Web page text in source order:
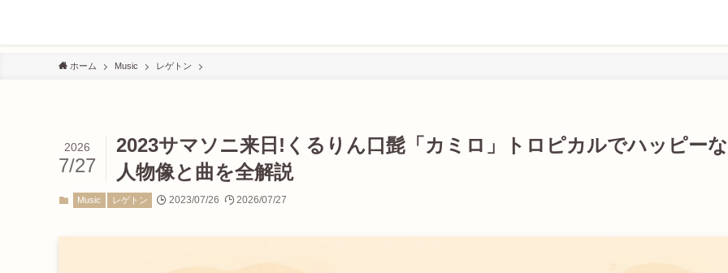
ホーム Music レゲトン
2023サマソニ来日!くるりん口髭「カミロ」トロピカルでハッピーな
人物像と曲を全解説
2026
7/27
Music レゲトン 2023/07/26 2026/07/27